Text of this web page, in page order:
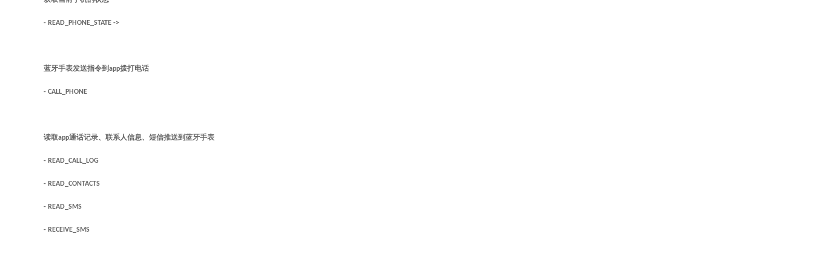
- READ_PHONE_STATE ->
蓝牙手表发送指令到app拨打电话
- CALL_PHONE
读取app通话记录、联系人信息、短信推送到蓝牙手表
- READ_CALL_LOG
- READ_CONTACTS
- READ_SMS
- RECEIVE_SMS